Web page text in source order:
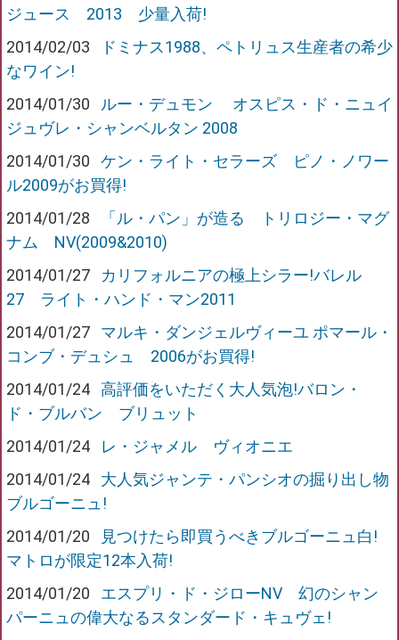
ジュース 2013 少量入荷!
2014/02/03
ドミナス1988、ペトリュス生産者の希少
なワイン!
2014/01/30
ルー・デュモン オスピス・ド・ニュイ
ジュヴレ・シャンベルタン 2008
2014/01/30
ケン・ライト・セラーズ ピノ・ノワー
ル2009がお買得!
2014/01/28
「ル・パン」が造る トリロジー・マグ
ナム NV(2009&2010)
2014/01/27
カリフォルニアの極上シラー!バレル
27 ライト・ハンド・マン2011
2014/01/27
マルキ・ダンジェルヴィーユ ポマール・
コンブ・デュシュ 2006がお買得!
2014/01/24 高評価をいただく大人気泡!バロン・
ド・ブルバン ブリュット
2014/01/24
レ・ジャメル ヴィオニエ
2014/01/24
大人気ジャンテ・パンシオの掘り出し物
ブルゴーニュ!
2014/01/20
見つけたら即買うべきブルゴーニュ白!
マトロが限定12本入荷!
2014/01/20
エスプリ・ド・ジローNV 幻のシャン
パーニュの偉大なるスタンダード・キュヴェ!